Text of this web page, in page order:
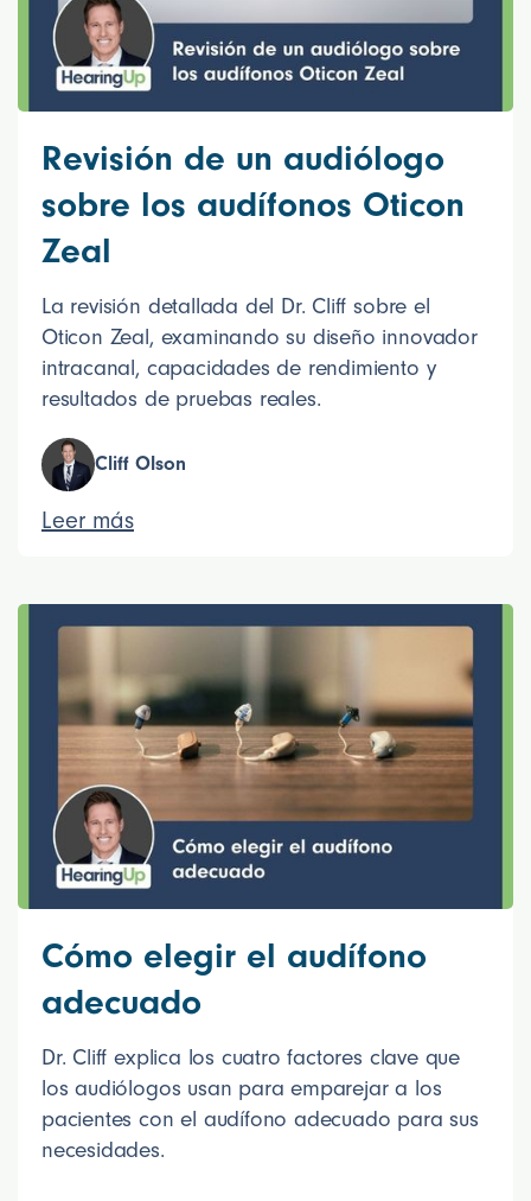
Revisión de un audiólogo
sobre los audífonos Oticon
Zeal
La revisión detallada del Dr. Cliff sobre el
Oticon Zeal, examinando su diseño innovador
intracanal, capacidades de rendimiento y
resultados de pruebas reales.
Cliff Olson
Leer más
Cómo elegir el audífono
adecuado
Dr. Cliff explica los cuatro factores clave que
los audiólogos usan para emparejar a los
pacientes con el audífono adecuado para sus
necesidades.